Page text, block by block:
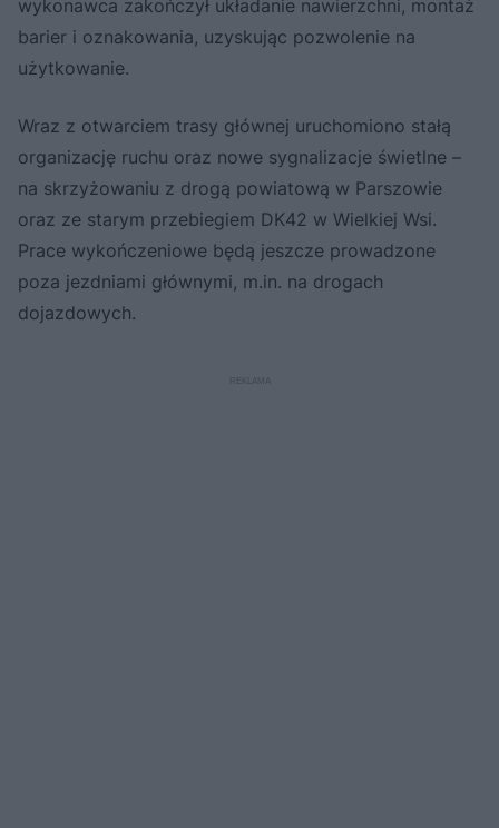
wykonawca zakończył układanie nawierzchni, montaż
barier i oznakowania, uzyskując pozwolenie na
użytkowanie.
Wraz z otwarciem trasy głównej uruchomiono stałą
organizację ruchu oraz nowe sygnalizacje świetlne –
na skrzyżowaniu z drogą powiatową w Parszowie
oraz ze starym przebiegiem DK42 w Wielkiej Wsi.
Prace wykończeniowe będą jeszcze prowadzone
poza jezdniami głównymi, m.in. na drogach
dojazdowych.